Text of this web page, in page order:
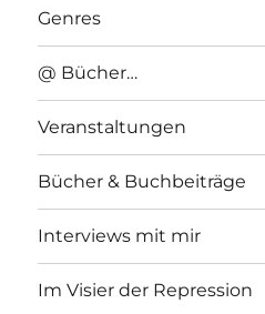
Genres
@ Bücher…
Veranstaltungen
Bücher & Buchbeiträge
Interviews mit mir
Im Visier der Repression